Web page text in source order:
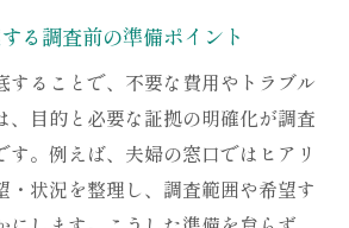
頼前に確認すべき兵庫探偵の対
避のための兵庫探偵との契約確
が重視する契約内容とは
る調査前の準備ポイント
することで、不要な費用やトラブル
、目的と必要な証拠の明確化が調査
す。例えば、夫婦の窓口ではヒアリ
・状況を整理し、調査範囲や希望す